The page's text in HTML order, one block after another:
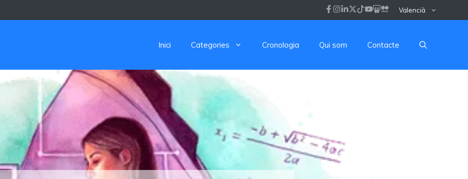
Valencià
Inici Categories Cronologia Qui som Contacte